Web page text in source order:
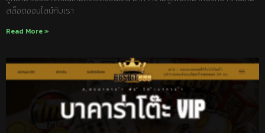
สล็อตออนไลน์กับเรา
Read More »